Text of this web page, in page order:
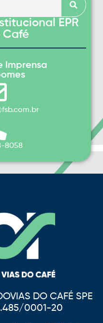
EPR
Café
Imprensa
8058
DO CAFÉ SPE
0001-20